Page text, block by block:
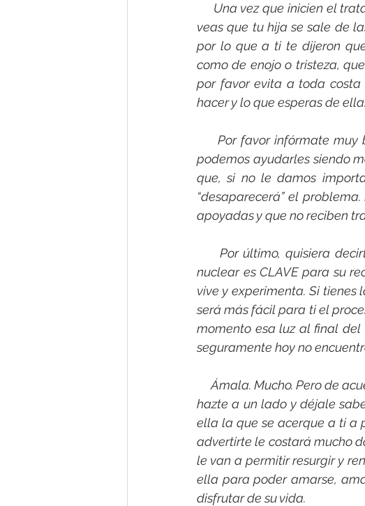
Una vez que inicien el
veas que tu hija se sale de
por lo que a ti te dijeron
como de enojo o tristeza,
por favor evita a toda
hacer y lo que esperas de ella.
Por favor infórmate muy
podemos ayudarles siendo
que, si no le damos
“desaparecerá” el
apoyadas y que no reciben
Por último, quisiera
nuclear es CLAVE para su
vive y experimenta. Si
será más fácil para ti el
momento esa luz al final
seguramente hoy no
Ámala. Mucho. Pero de
hazte a un lado y déjale
ella la que se acerque a ti a
advertirte le costará mucho
le van a permitir resurgir y
ella para poder amarse,
disfrutar de su vida.